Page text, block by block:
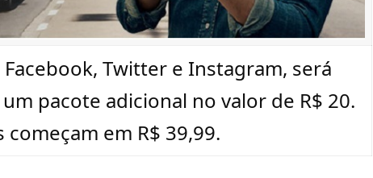
Twitter e Instagram, será
pacote adicional no valor de R$ 20.
começam em R$ 39,99.